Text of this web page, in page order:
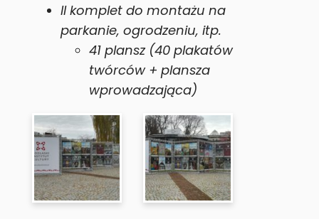
II komplet do montażu na
parkanie, ogrodzeniu, itp.
41 plansz (40 plakatów
twórców + plansza
wprowadzająca)